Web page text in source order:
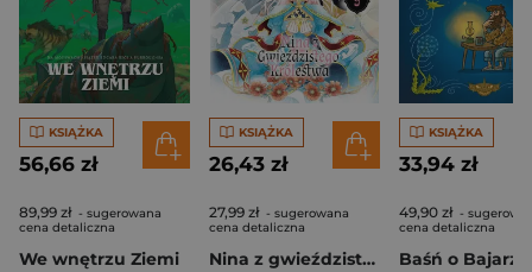
KSIĄŻKA
56,66 zł
89,99 zł - sugerowana
cena detaliczna
We wnętrzu Ziemi
KSIĄŻKA
26,43 zł
27,99 zł - sugerowana
cena detaliczna
Nina z gwieździstego królestwa. Tom 9
KSIĄŻKA
33,94 zł
49,90 zł -
cena detaliczna
Baśń o Bajarzu